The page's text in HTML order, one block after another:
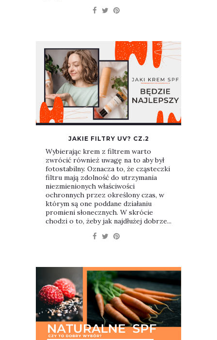
JAKIE FILTRY UV? CZ.2
Wybierając krem z filtrem warto
zwrócić również uwagę na to aby był
fotostabilny. Oznacza to, że cząsteczki
filtru mają zdolność do utrzymania
niezmienionych właściwości
ochronnych przez określony czas, w
którym są one poddane działaniu
promieni słonecznych. W skrócie
chodzi o to, żeby jak najdłużej dobrze...